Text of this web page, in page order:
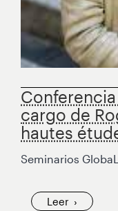
cargo de
hautes
Seminarios
Leer